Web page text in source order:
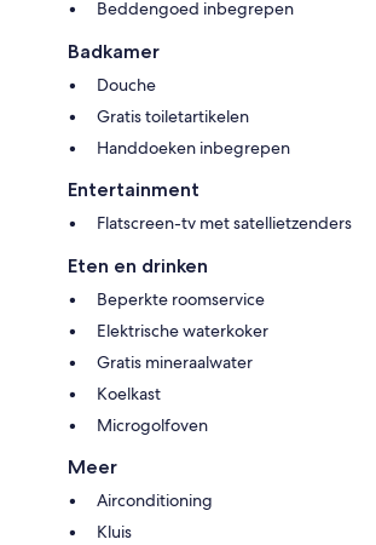
Beddengoed inbegrepen
Badkamer
Douche
Gratis toiletartikelen
Handdoeken inbegrepen
Entertainment
Flatscreen-tv met satellietzenders
Eten en drinken
Beperkte roomservice
Elektrische waterkoker
Gratis mineraalwater
Koelkast
Microgolfoven
Meer
Airconditioning
Kluis